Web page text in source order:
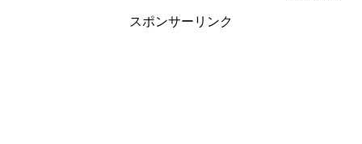
スポンサーリンク